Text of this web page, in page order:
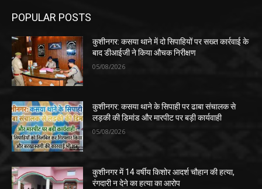
POPULAR POSTS
कुशीनगर: कसया थाने में दो सिपाहियों पर सख्त कार्रवाई के
बाद डीआईजी ने किया औचक निरीक्षण
05/08/2026
कुशीनगर: कसया थाने के सिपाही पर ढाबा संचालक से
लड़की की डिमांड और मारपीट पर बड़ी कार्यवाही
05/08/2026
कुशीनगर में 14 वर्षीय किशोर आदर्श चौहान की हत्या,
रंगदारी न देने का हत्या का आरोप